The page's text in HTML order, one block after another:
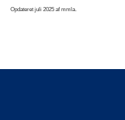
Opdateret juli 2025 af mmla.